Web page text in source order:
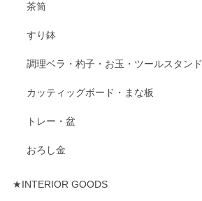
茶筒
すり鉢
調理ベラ・杓子・お玉・ツールスタンド
カッティッグボード・まな板
トレー・盆
おろし金
★INTERIOR GOODS